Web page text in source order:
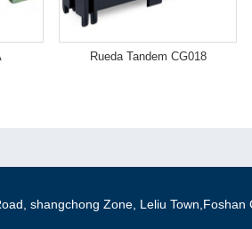
Rueda Tandem CG018
shangchong Zone, Leliu Town,Foshan